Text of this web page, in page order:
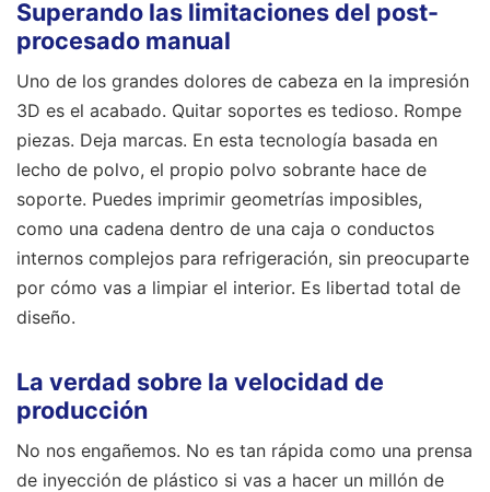
Superando las limitaciones del post-
procesado manual
Uno de los grandes dolores de cabeza en la impresión
3D es el acabado. Quitar soportes es tedioso. Rompe
piezas. Deja marcas. En esta tecnología basada en
lecho de polvo, el propio polvo sobrante hace de
soporte. Puedes imprimir geometrías imposibles,
como una cadena dentro de una caja o conductos
internos complejos para refrigeración, sin preocuparte
por cómo vas a limpiar el interior. Es libertad total de
diseño.
La verdad sobre la velocidad de
producción
No nos engañemos. No es tan rápida como una prensa
de inyección de plástico si vas a hacer un millón de